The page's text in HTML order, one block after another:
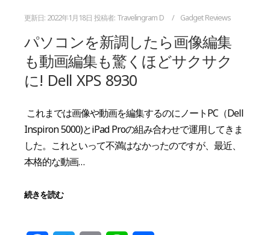
更新日: 2022年1月18日 投稿者: Travelingram D Gadget Reviews
パソコンを新調したら画像編集
も動画編集も驚くほどサクサク
に! Dell XPS 8930
これまでは画像や動画を編集するのにノートPC（Dell
Inspiron 5000)とiPad Proの組み合わせで運用してきま
した。これといって不満はなかったのですが、最近、
本格的な動画…
続きを読む